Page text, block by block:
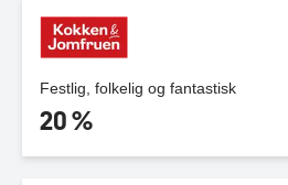
Festlig, folkelig og fantastisk
20 %